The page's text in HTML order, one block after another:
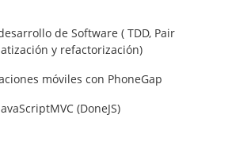
de Software ( TDD, Pair
y refactorización)
móviles con PhoneGap
(DoneJS)